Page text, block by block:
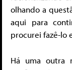
olhando a
aqui para
procurei fazê-lo
Há uma outra